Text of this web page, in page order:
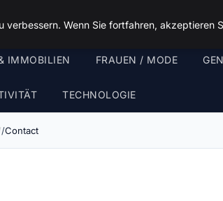
IMMOBILIEN FRAUEN / MODE
TECHNOLOGIE
Contact
verbessern. Wenn Sie fortfahren, akzeptieren